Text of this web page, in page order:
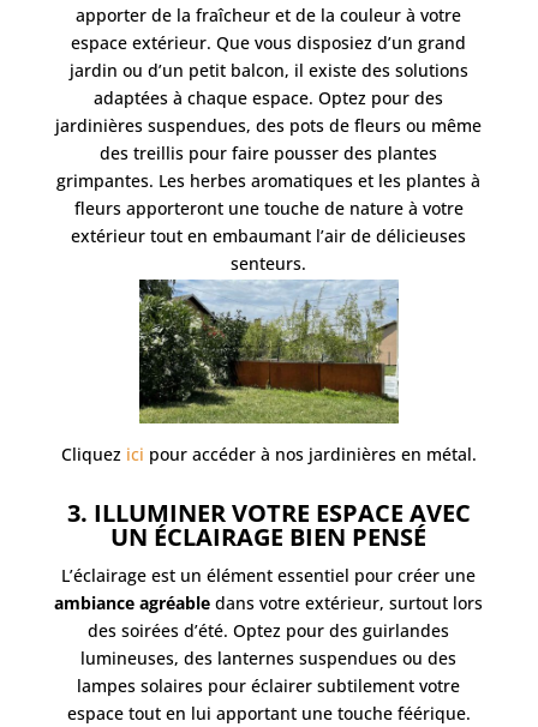
apporter de la fraîcheur et de la couleur à votre
espace extérieur. Que vous disposiez d’un grand
jardin ou d’un petit balcon, il existe des solutions
adaptées à chaque espace. Optez pour des
jardinières suspendues, des pots de fleurs ou même
des treillis pour faire pousser des plantes
grimpantes. Les herbes aromatiques et les plantes à
fleurs apporteront une touche de nature à votre
extérieur tout en embaumant l’air de délicieuses
senteurs.
Cliquez ici pour accéder à nos jardinières en métal.
3. ILLUMINER VOTRE ESPACE AVEC
UN ÉCLAIRAGE BIEN PENSÉ
L’éclairage est un élément essentiel pour créer une
ambiance agréable dans votre extérieur, surtout lors
des soirées d’été. Optez pour des guirlandes
lumineuses, des lanternes suspendues ou des
lampes solaires pour éclairer subtilement votre
espace tout en lui apportant une touche féérique.